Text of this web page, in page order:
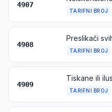
4907
TARIFNI BROJ
4908
TARIFNI BROJ
4909
TARIFNI BROJ